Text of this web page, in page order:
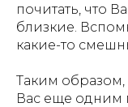
почитать, что
близкие.
какие-то
Таким образом,
Вас еще одним